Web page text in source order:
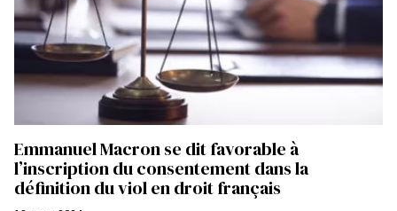
Emmanuel Macron se dit favorable à
l’inscription du consentement dans la
définition du viol en droit français